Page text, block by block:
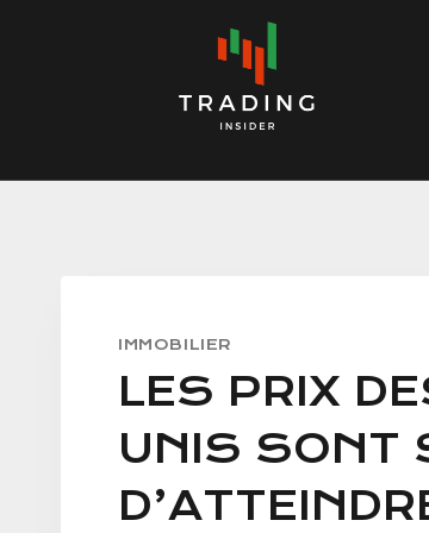
IMMOBILIER
LES PRIX
UNIS SONT